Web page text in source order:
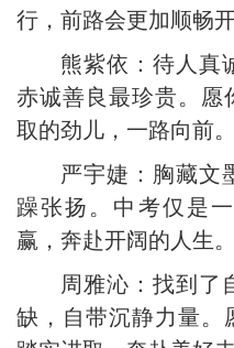
行，前路会更加顺畅开
熊紫依：待人真
赤诚善良最珍贵。愿
取的劲儿，一路向前。
严宇婕：胸藏文
躁张扬。中考仅是
赢，奔赴开阔的人生。
周雅沁：找到了
缺，自带沉静力量。